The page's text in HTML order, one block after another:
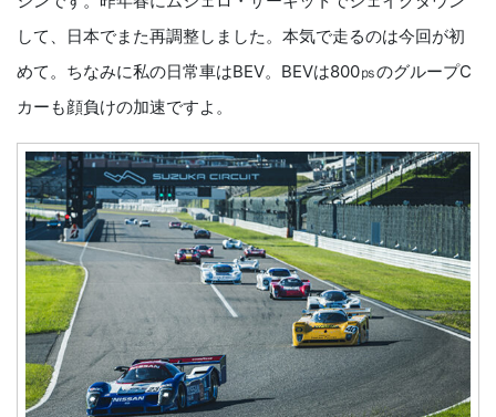
して、日本でまた再調整しました。本気で走るのは今回が初
めて。ちなみに私の日常車はBEV。BEVは800㎰のグループC
カーも顔負けの加速ですよ。